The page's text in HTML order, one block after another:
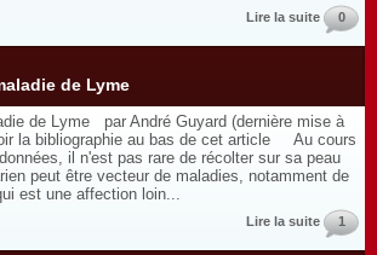
Lire la suite 0
de Lyme
de Lyme par André Guyard (dernière mise à
la bibliographie au bas de cet article Au cours
il n'est pas rare de récolter sur sa peau
peut être vecteur de maladies, notamment de
est une affection loin...
Lire la suite 1